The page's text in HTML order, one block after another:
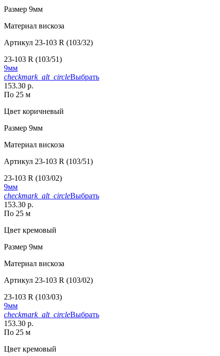
Размер 9мм
Материал вискоза
Артикул 23-103 R (103/32)
23-103 R (103/51)
9мм
checkmark_alt_circleВыбрать
153.30 р.
По 25 м
Цвет коричневый
Размер 9мм
Материал вискоза
Артикул 23-103 R (103/51)
23-103 R (103/02)
9мм
checkmark_alt_circleВыбрать
153.30 р.
По 25 м
Цвет кремовый
Размер 9мм
Материал вискоза
Артикул 23-103 R (103/02)
23-103 R (103/03)
9мм
checkmark_alt_circleВыбрать
153.30 р.
По 25 м
Цвет кремовый